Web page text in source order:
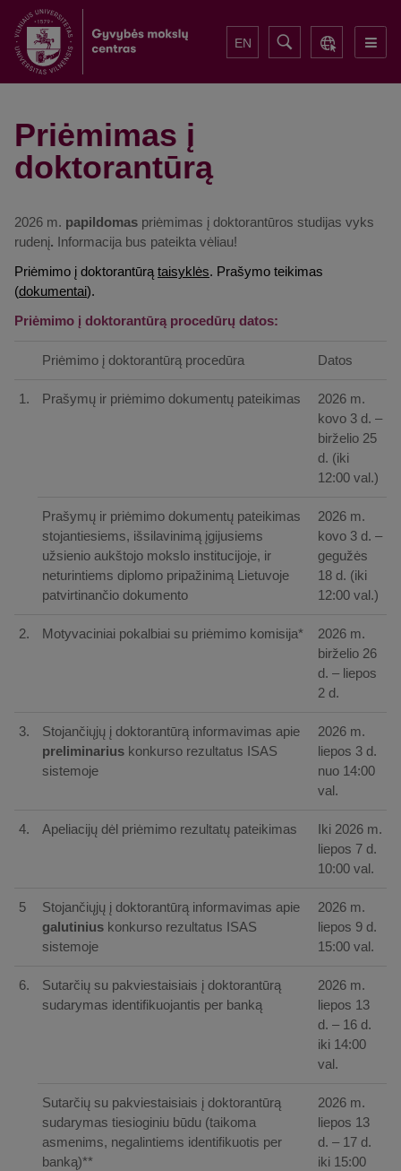
EN
Priėmimas į
doktorantūrą
2026 m. papildomas priėmimas į doktorantūros studijas vyks
rudenį. Informacija bus pateikta vėliau!
Priėmimo į doktorantūrą taisyklės. Prašymo teikimas
(dokumentai).
Priėmimo į doktorantūrą procedūrų datos:
Priėmimo į doktorantūrą procedūra Datos
1. Prašymų ir priėmimo dokumentų pateikimas
2026 m.
kovo 3 d. –
birželio 25
d. (iki
12:00 val.)
Prašymų ir priėmimo dokumentų pateikimas
stojantiesiems, išsilavinimą įgijusiems
užsienio aukštojo mokslo institucijoje, ir
neturintiems diplomo pripažinimą Lietuvoje
patvirtinančio dokumento
2026 m.
kovo 3 d. –
gegužės
18 d. (iki
12:00 val.)
2. Motyvaciniai pokalbiai su priėmimo komisija*
2026 m.
birželio 26
d. – liepos
2 d.
3.
Stojančiųjų į doktorantūrą informavimas apie
preliminarius konkurso rezultatus ISAS
sistemoje
2026 m.
liepos 3 d.
nuo 14:00
val.
4. Apeliacijų dėl priėmimo rezultatų pateikimas
Iki 2026 m.
liepos 7 d.
10:00 val.
5
Stojančiųjų į doktorantūrą informavimas apie
galutinius konkurso rezultatus ISAS
sistemoje
2026 m.
liepos 9 d.
15:00 val.
6.
Sutarčių su pakviestaisiais į doktorantūrą
sudarymas identifikuojantis per banką
2026 m.
liepos 13
d. – 16 d.
iki 14:00
val.
Sutarčių su pakviestaisiais į doktorantūrą
sudarymas tiesioginiu būdu (taikoma
asmenims, negalintiems identifikuotis per
banką)**
2026 m.
liepos 13
d. – 17 d.
iki 15:00